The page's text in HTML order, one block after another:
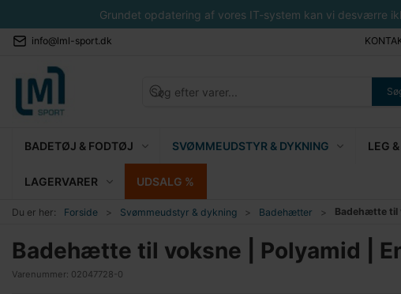
Grundet opdatering af vores IT-system kan vi desværre
info@lml-sport.dk
BADETØJ & FODTØJ SVØMMEUDSTYR & DYKNING LEG
LAGERVARER UDSALG %
Du er her: Forside Svømmeudstyr & dykning Badehætter Badehætte til
Badehætte til voksne | Polyamid |
Varenummer: 02047728-0